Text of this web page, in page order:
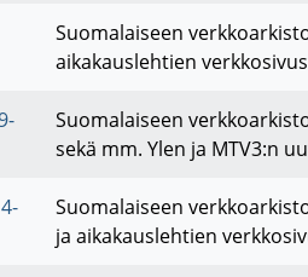
Suomalaiseen
aikakauslehtien
Suomalaiseen
sekä mm. Ylen ja MTV3:n
Suomalaiseen
ja aikakauslehtien